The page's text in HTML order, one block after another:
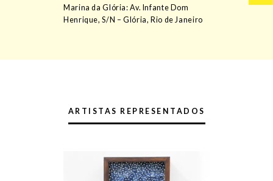
Marina da Glória: Av. Infante Dom
Henrique, S/N – Glória, Rio de Janeiro
ARTISTAS REPRESENTADOS